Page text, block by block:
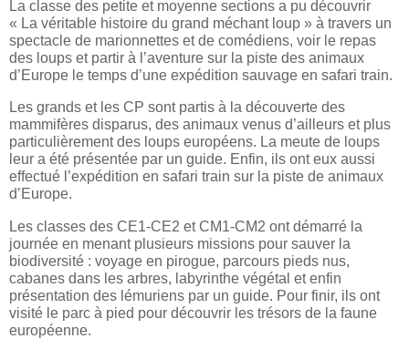
La classe des petite et moyenne sections a pu découvrir
« La véritable histoire du grand méchant loup » à travers un
spectacle de marionnettes et de comédiens, voir le repas
des loups et partir à l’aventure sur la piste des animaux
d’Europe le temps d’une expédition sauvage en safari train.
Les grands et les CP sont partis à la découverte des
mammifères disparus, des animaux venus d’ailleurs et plus
particulièrement des loups européens. La meute de loups
leur a été présentée par un guide. Enfin, ils ont eux aussi
effectué l’expédition en safari train sur la piste de animaux
d’Europe.
Les classes des CE1-CE2 et CM1-CM2 ont démarré la
journée en menant plusieurs missions pour sauver la
biodiversité : voyage en pirogue, parcours pieds nus,
cabanes dans les arbres, labyrinthe végétal et enfin
présentation des lémuriens par un guide. Pour finir, ils ont
visité le parc à pied pour découvrir les trésors de la faune
européenne.